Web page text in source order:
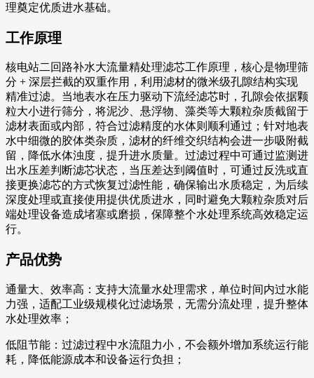
理奠定优质进水基础。
工作原理
核电站二回路补水大流量精处理滤芯工作原理，核心是物理筛
分 + 深层拦截的双重作用，利用滤材的微米级孔隙结构实现
精准过滤。当地表水在压力驱动下流经滤芯时，孔隙会依据颗
粒大小进行筛分，将泥沙、悬浮物、藻类等大颗粒杂质截留于
滤材表面或内部，符合过滤精度的水体则顺利通过；针对地表
水中细微的胶体类杂质，滤材的纤维交织结构会进一步吸附截
留，降低水体浊度，提升进水质量。过滤过程中可通过监测进
出水压差判断滤芯状态，当压差达到阈值时，可通过反洗或直
接更换滤芯的方式恢复过滤性能，确保输出水质稳定，为后续
深度处理或直接使用提供优质进水，同时避免大颗粒杂质对后
端处理设备造成堵塞或磨损，保障整个水处理系统高效稳定运
行。
产品优势
通量大、效率高：支持大流量水处理需求，单位时间内过水能
力强，适配工业级规模化过滤场景，无需分流处理，提升整体
水处理效率；
低阻节能：过滤过程中水流阻力小，不会额外增加系统运行能
耗，降低能源成本和设备运行负担；